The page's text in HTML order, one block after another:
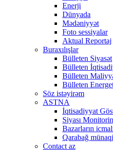
Enerji
Dünyada
Mədəniyyət
Foto sessiyalar
Aktual Reportaj
Buraxılışlar
Bülleten Siyasət
Bülleten
Bülleten
Bülleten
Söz istəyirəm
ASTNA
İqtisadiyyat
Siyası
Bazarların
Qarabağ
Contact az